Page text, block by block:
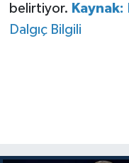
belirtiyor. Kaynak:
Dalgıç Bilgili